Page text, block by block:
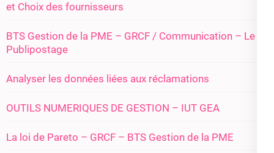
et Choix des fournisseurs
BTS Gestion de la PME – GRCF / Communication – Le
Publipostage
Analyser les données liées aux réclamations
OUTILS NUMERIQUES DE GESTION – IUT GEA
La loi de Pareto – GRCF – BTS Gestion de la PME